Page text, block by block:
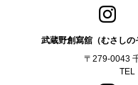
武蔵野創寫舘（むさし
〒279-0043
TEL